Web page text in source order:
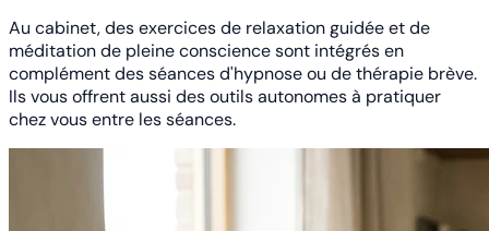
Au cabinet, des exercices de relaxation guidée et de
méditation de pleine conscience sont intégrés en
complément des séances d'hypnose ou de thérapie brève.
Ils vous offrent aussi des outils autonomes à pratiquer
chez vous entre les séances.